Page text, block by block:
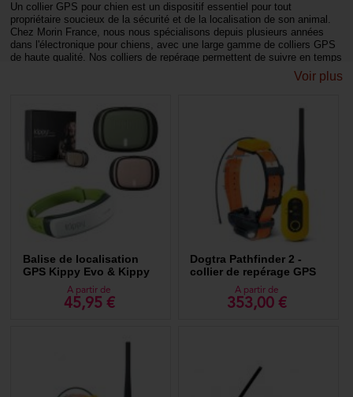
Un collier GPS pour chien est un dispositif essentiel pour tout
propriétaire soucieux de la sécurité et de la localisation de son animal.
Chez Morin France, nous nous spécialisons depuis plusieurs années
dans l'électronique pour chiens, avec une large gamme de colliers GPS
de haute qualité. Nos colliers de repérage permettent de suivre en temps
réel la position de votre chien, que ce soit lors de promenades ou de
Pourquoi utiliser un collier GPS pour chien ?
incomparable en permettant de localiser votre animal à tout moment.
Ces dispositifs utilisent des technologies avancées pour transmettre la
position exacte de votre chien sur une carte via un smartphone ou un
récepteur radio. Les raisons pour lesquelles un collier GPS peut être
extrêmement bénéfique pour vous et votre compagnon à quatre pattes
sont nombreuses et nous sommes là pour vous aider à trouver le
modèle qu’il vous faut.
La sécurité de votre chien est primordiale. Un collier GPS pour chien
vous permet de retrouver rapidement votre animal en cas de fugue. Les
fugues peuvent arriver pour diverses raisons : un chien effrayé par un
bruit soudain, attiré par une odeur, ou simplement curieux d'explorer au-
Fuite de la maison : si votre chien parvient à s'échapper de votre jardin,
Voir plus
Balise de localisation
GPS Kippy Evo & Kippy
A partir de
45,95 €
Dogtra Pathfinder 2 -
collier de repérage GPS
pour chien de chasse
A partir de
353,00 €